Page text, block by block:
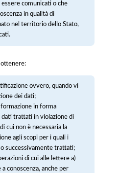
comunicati o che
in qualità di
nel territorio dello Stato,
ovvero, quando vi
dei dati;
in forma
dati trattati in violazione di
cui non è necessaria la
agli scopi per i quali i
successivamente trattati;
di cui alle lettere a)
conoscenza, anche per